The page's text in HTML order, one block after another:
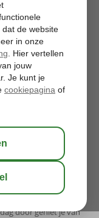
schitterende plekken
Wij bieden dan ook
in de prachtige
knusse verblijven
komt. Je All
of voor het
verblijft, de All
De (Ultra) All
zeker niet dat
vakantie. De
goed als in Kusadasi.
luxueuze (Ultra)
kinderanimatie en
door geniet je van